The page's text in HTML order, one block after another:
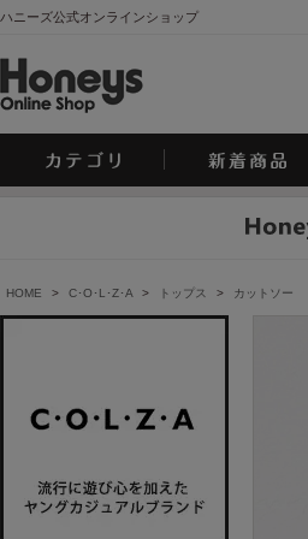
ハニーズ公式オンラインショップ
HOME > C･O･L･Z･A > トップス > カットソー